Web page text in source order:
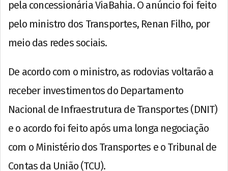
pela concessionária ViaBahia. O anúncio foi feito
pelo ministro dos Transportes, Renan Filho, por
meio das redes sociais.
De acordo com o ministro, as rodovias voltarão a
receber investimentos do Departamento
Nacional de Infraestrutura de Transportes (DNIT)
e o acordo foi feito após uma longa negociação
com o Ministério dos Transportes e o Tribunal de
Contas da União (TCU).